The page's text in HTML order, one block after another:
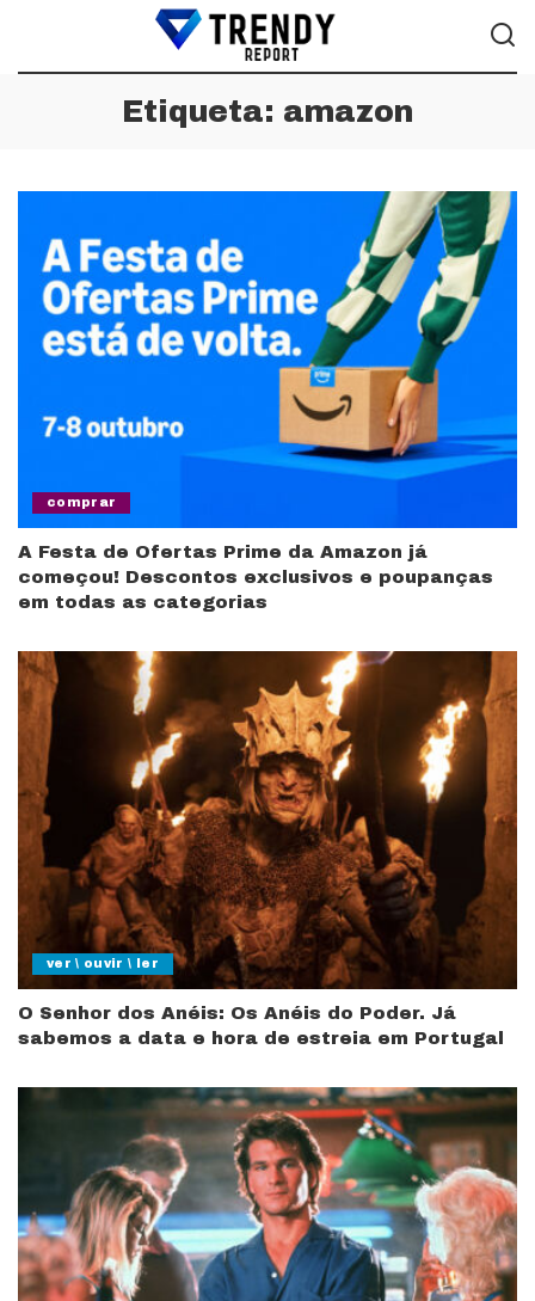
Etiqueta: amazon
comprar
A Festa de Ofertas Prime da Amazon já
começou! Descontos exclusivos e poupanças
em todas as categorias
ver \ ouvir \ ler
O Senhor dos Anéis: Os Anéis do Poder. Já
sabemos a data e hora de estreia em Portugal